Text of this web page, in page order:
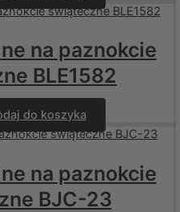
na paznokcie
BLE1582
do koszyka
na paznokcie
BJC-23